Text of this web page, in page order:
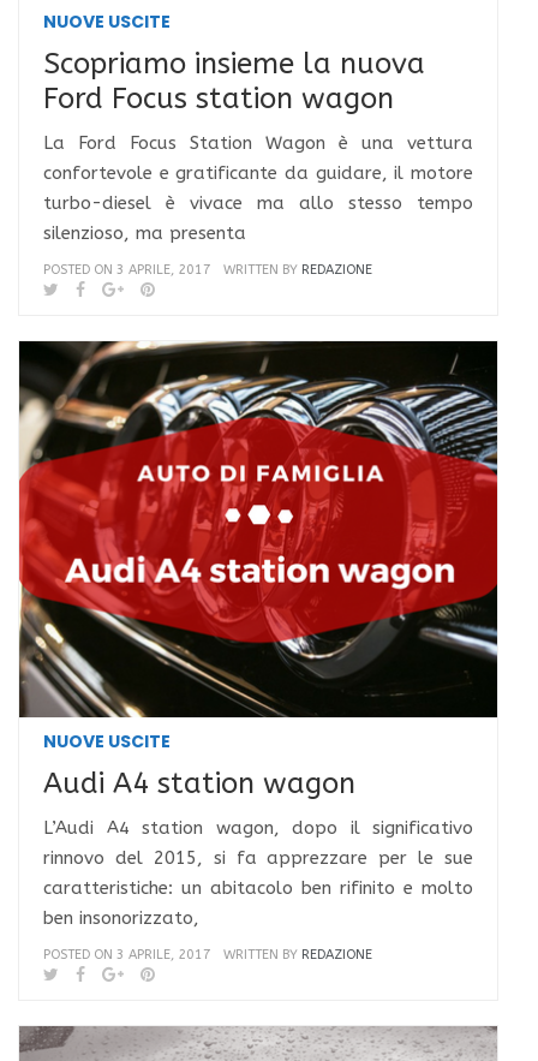
NUOVE USCITE
Scopriamo insieme la nuova
Ford Focus station wagon
La Ford Focus Station Wagon è una vettura
confortevole e gratificante da guidare, il motore
turbo-diesel è vivace ma allo stesso tempo
silenzioso, ma presenta
POSTED ON 3 APRILE, 2017 WRITTEN BY REDAZIONE
NUOVE USCITE
Audi A4 station wagon
L’Audi A4 station wagon, dopo il significativo
rinnovo del 2015, si fa apprezzare per le sue
caratteristiche: un abitacolo ben rifinito e molto
ben insonorizzato,
POSTED ON 3 APRILE, 2017 WRITTEN BY REDAZIONE